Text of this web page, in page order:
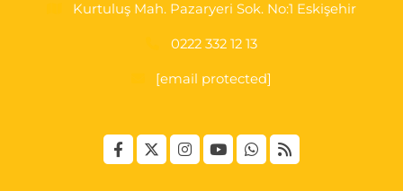
Kurtuluş Mah. Pazaryeri Sok. No:1 Eskişehir
0222 332 12 13
[email protected]